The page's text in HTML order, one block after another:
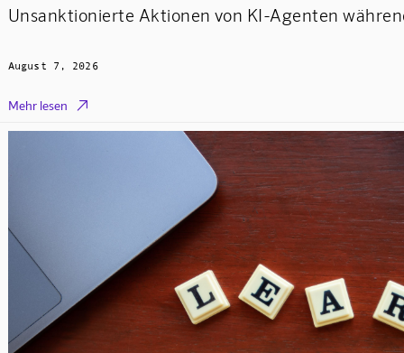
Unsanktionierte Aktionen von KI-Agenten
August 7, 2026
Mehr lesen 